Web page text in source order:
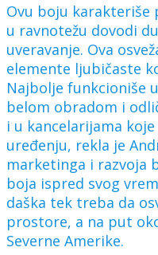
Ovu boju
u ravnotežu dovodi
uveravanje. Ova
elemente ljubičaste
Najbolje funkcioniše
belom obradom i
i u kancelarijama
uređenju, rekla je
marketinga i razvoja
boja ispred svog
daška tek treba da
prostore, a na put
Severne Amerike.